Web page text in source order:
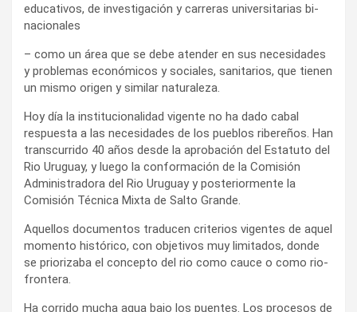
educativos, de investigación y carreras universitarias bi-
nacionales
– como un área que se debe atender en sus necesidades
y problemas económicos y sociales, sanitarios, que tienen
un mismo origen y similar naturaleza.
Hoy día la institucionalidad vigente no ha dado cabal
respuesta a las necesidades de los pueblos ribereños. Han
transcurrido 40 años desde la aprobación del Estatuto del
Rio Uruguay, y luego la conformación de la Comisión
Administradora del Rio Uruguay y posteriormente la
Comisión Técnica Mixta de Salto Grande.
Aquellos documentos traducen criterios vigentes de aquel
momento histórico, con objetivos muy limitados, donde
se priorizaba el concepto del rio como cauce o como rio-
frontera.
Ha corrido mucha agua bajo los puentes. Los procesos de